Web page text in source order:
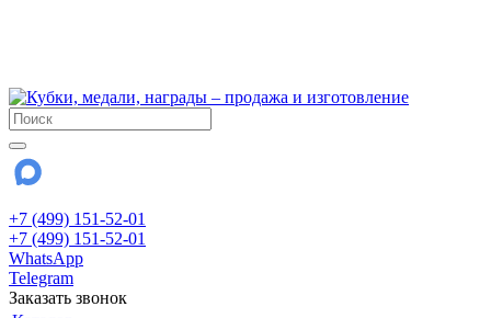
+7 (499) 151-52-01
+7 (499) 151-52-01
WhatsApp
Telegram
Заказать звонок